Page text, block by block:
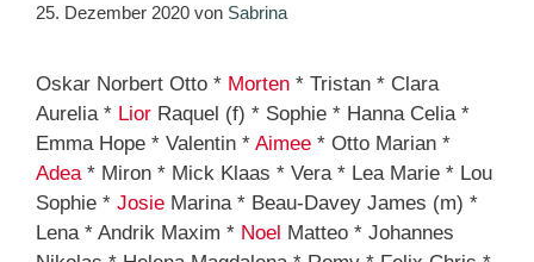
25. Dezember 2020 von Sabrina
Oskar Norbert Otto * Morten * Tristan * Clara
Aurelia * Lior Raquel (f) * Sophie * Hanna Celia *
Emma Hope * Valentin * Aimee * Otto Marian *
Adea * Miron * Mick Klaas * Vera * Lea Marie * Lou
Sophie * Josie Marina * Beau-Davey James (m) *
Lena * Andrik Maxim * Noel Matteo * Johannes